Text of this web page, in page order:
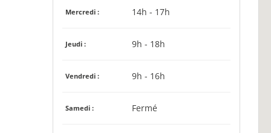
Mercredi : 14h - 17h
Jeudi : 9h - 18h
Vendredi : 9h - 16h
Samedi : Fermé